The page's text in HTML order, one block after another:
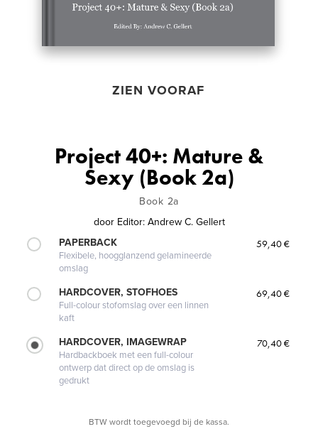
ZIEN VOORAF
Project 40+: Mature &
Sexy (Book 2a)
Book 2a
door Editor: Andrew C. Gellert
PAPERBACK
Flexibele, hoogglanzend gelamineerde
omslag
59,40 €
HARDCOVER, STOFHOES
Full-colour stofomslag over een linnen
kaft
69,40 €
HARDCOVER, IMAGEWRAP
Hardbackboek met een full-colour
ontwerp dat direct op de omslag is
gedrukt
70,40 €
BTW wordt toegevoegd bij de kassa.